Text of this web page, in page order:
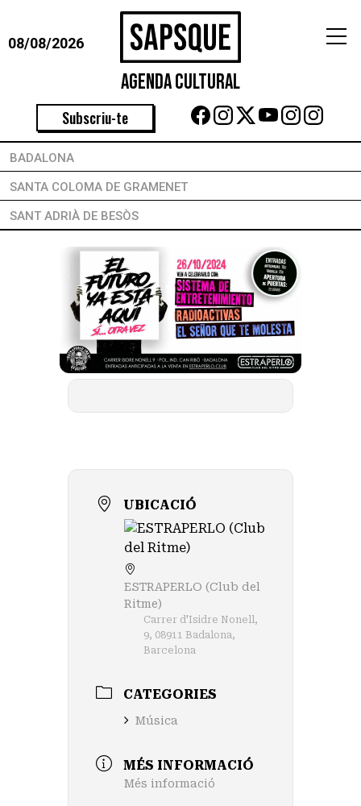
08/08/2026
Agenda Cultural
Subscriu-te
BADALONA
SANTA COLOMA DE GRAMENET
SANT ADRIÀ DE BESÒS
UBICACIÓ
ESTRAPERLO (Club del
Ritme)
Carrer d'Isidre Nonell,
9, 08911 Badalona,
Barcelona
CATEGORIES
Música
MÉS INFORMACIÓ
Més informació